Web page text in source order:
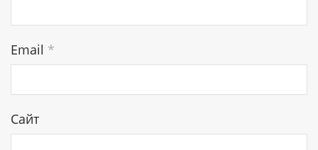
Email *
Сайт